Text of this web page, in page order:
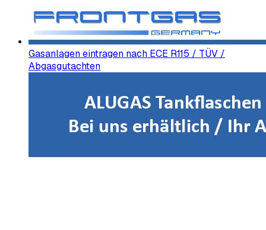
Gasanlagen eintragen nach ECE R115 / TÜV /
Abgasgutachten